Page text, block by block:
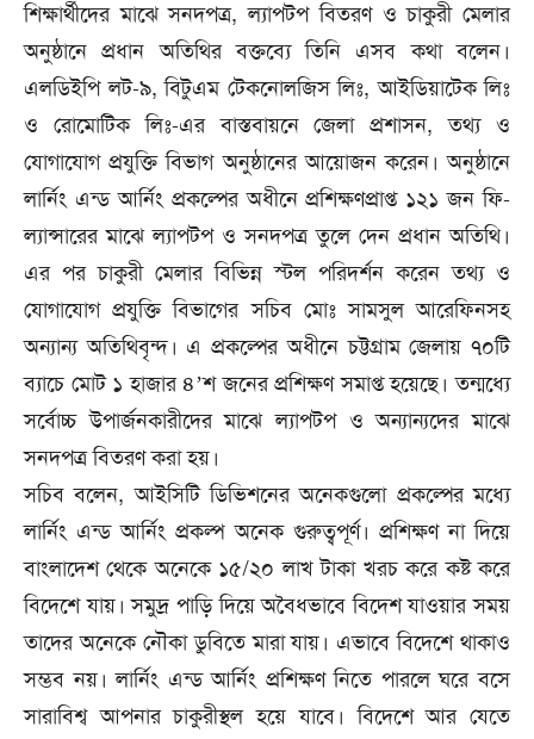
শিক্ষার্থীদের মাঝে সনদপত্র, ল্যাপটপ বিতরণ ও চাকুরী মেলার
অনুষ্ঠানে প্রধান অতিথির বক্তব্যে তিনি এসব কথা বলেন।
এলডিইপি লট-৯, বিটুএম টেকনোলজিস লিঃ, আইডিয়াটেক লিঃ
ও রোমোটিক লিঃ-এর বাস্তবায়নে জেলা প্রশাসন, তথ্য ও
যোগাযোগ প্রযুক্তি বিভাগ অনুষ্ঠানের আয়োজন করেন। অনুষ্ঠানে
লার্নিং এন্ড আর্নিং প্রকল্পের অধীনে প্রশিক্ষণপ্রাপ্ত ১২১ জন ফি-
ল্যান্সারের মাঝে ল্যাপটপ ও সনদপত্র তুলে দেন প্রধান অতিথি।
এর পর চাকুরী মেলার বিভিন্ন স্টল পরিদর্শন করেন তথ্য ও
যোগাযোগ প্রযুক্তি বিভাগের সচিব মোঃ সামসুল আরেফিনসহ
অন্যান্য অতিথিবৃন্দ। এ প্রকল্পের অধীনে চট্টগ্রাম জেলায় ৭০টি
ব্যাচে মোট ১ হাজার ৪’শ জনের প্রশিক্ষণ সমাপ্ত হয়েছে। তন্মধ্যে
সর্বোচ্চ উপার্জনকারীদের মাঝে ল্যাপটপ ও অন্যান্যদের মাঝে
সনদপত্র বিতরণ করা হয়।
সচিব বলেন, আইসিটি ডিভিশনের অনেকগুলো প্রকল্পের মধ্যে
লার্নিং এন্ড আর্নিং প্রকল্প অনেক গুরুত্বপূর্ণ। প্রশিক্ষণ না দিয়ে
বাংলাদেশ থেকে অনেকে ১৫/২০ লাখ টাকা খরচ করে কষ্ট করে
বিদেশে যায়। সমুদ্র পাড়ি দিয়ে অবৈধভাবে বিদেশ যাওয়ার সময়
তাদের অনেকে নৌকা ডুবিতে মারা যায়। এভাবে বিদেশে থাকাও
সম্ভব নয়। লার্নিং এন্ড আর্নিং প্রশিক্ষণ নিতে পারলে ঘরে বসে
সারাবিশ্ব আপনার চাকুরীস্থল হয়ে যাবে। বিদেশে আর যেতে